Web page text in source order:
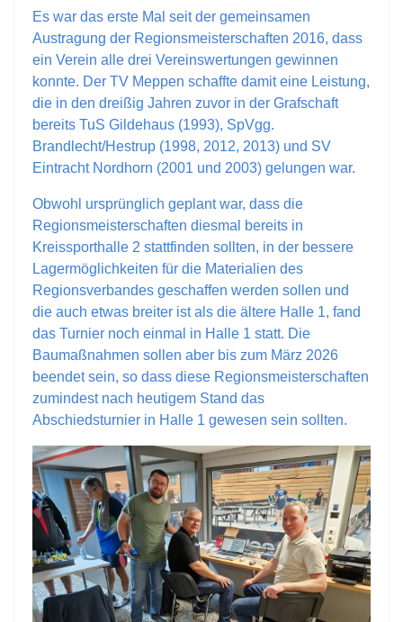
Es war das erste Mal seit der gemeinsamen
Austragung der Regionsmeisterschaften 2016, dass
ein Verein alle drei Vereinswertungen gewinnen
konnte. Der TV Meppen schaffte damit eine Leistung,
die in den dreißig Jahren zuvor in der Grafschaft
bereits TuS Gildehaus (1993), SpVgg.
Brandlecht/Hestrup (1998, 2012, 2013) und SV
Eintracht Nordhorn (2001 und 2003) gelungen war.
Obwohl ursprünglich geplant war, dass die
Regionsmeisterschaften diesmal bereits in
Kreissporthalle 2 stattfinden sollten, in der bessere
Lagermöglichkeiten für die Materialien des
Regionsverbandes geschaffen werden sollen und
die auch etwas breiter ist als die ältere Halle 1, fand
das Turnier noch einmal in Halle 1 statt. Die
Baumaßnahmen sollen aber bis zum März 2026
beendet sein, so dass diese Regionsmeisterschaften
zumindest nach heutigem Stand das
Abschiedsturnier in Halle 1 gewesen sein sollten.